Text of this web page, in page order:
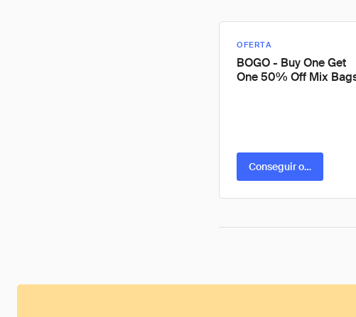
OFERTA
BOGO - Buy One Get
One 50% Off Mix
Conseguir oferta